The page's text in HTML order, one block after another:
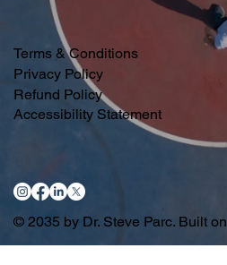
© 2035 by Dr. Steve Parc. Built on
Terms & Conditions
Privacy Policy
Refund Policy
Accessibility Statement